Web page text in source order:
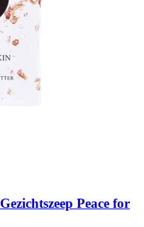
Gezichtszeep Peace for